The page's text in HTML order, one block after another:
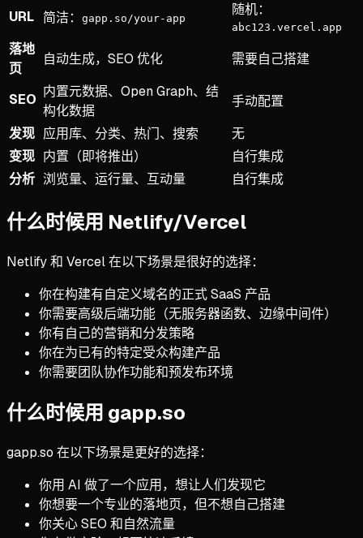
URL 简洁： gapp.so/your-app
随机：
abc123.vercel.app
落地
页
自动生成，SEO 优化 需要自己搭建
SEO 内置元数据、Open Graph、结
构化数据
手动配置
发现 应用库、分类、热门、搜索
无
变现 内置（即将推出）
自行集成
分析 浏览量、运行量、互动量 自行集成
什么时候用 Netlify/Vercel
Netlify 和 Vercel 在以下场景是很好的选择：
你在构建有自定义域名的正式 SaaS 产品
你需要高级后端功能（无服务器函数、边缘中间件）
你有自己的营销和分发策略
你在为已有的特定受众构建产品
你需要团队协作功能和预发布环境
什么时候用 gapp.so
gapp.so 在以下场景是更好的选择：
你用 AI 做了一个应用，想让人们发现它
你想要一个专业的落地页，但不想自己搭建
你关心 SEO 和自然流量